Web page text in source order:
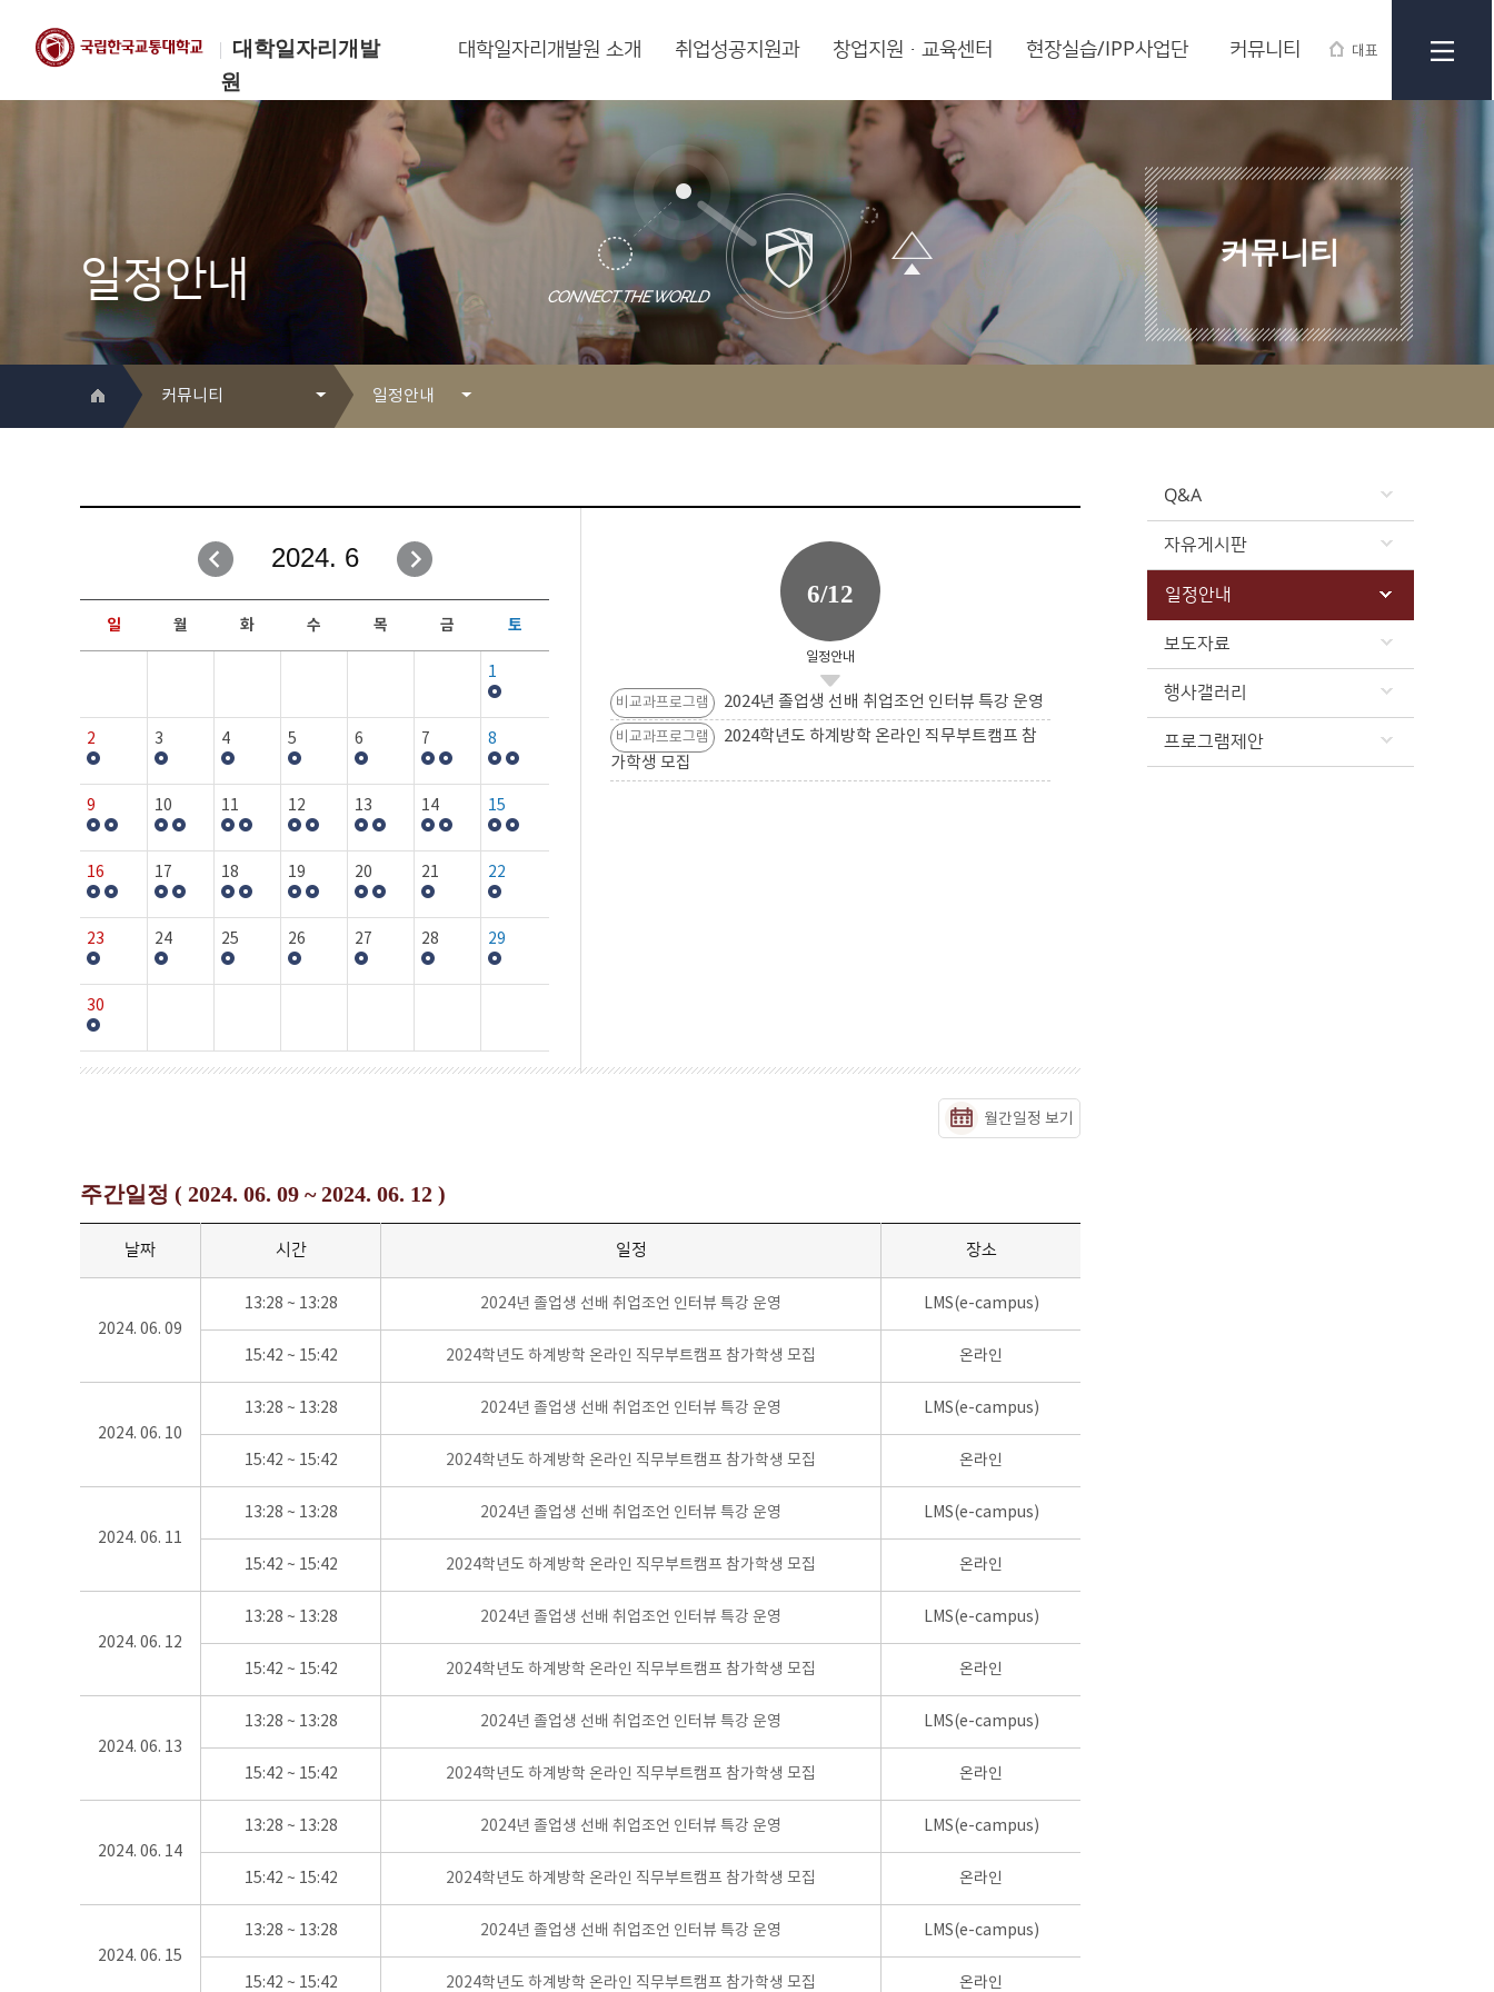
대학일자리개발
원
대표
한국교통대학교
대학일자리개발원
대학일자리개발원 소개 취업성공지원과 창업지원·교육센터 현장실습/IPP사업단 커뮤니티
일정안내
커뮤니티
커뮤니티
취업성공지원과
창업지원·교육센터
현장실습/IPP사업단
커뮤니티
일정안내
자유게시판
일정안내
보도자료
행사갤러리
Q&A
자유게시판
일정안내
보도자료
행사갤러리
프로그램제안
2024. 6
일 월 화 수 목 금 토
1
2 3 4 5 6 7 8
9 10 11 12 13 14 15
16 17 18 19 20 21 22
23 24 25 26 27 28 29
30
6/12
일정안내
비교과프로그램 2024년 졸업생 선배 취업조언 인터뷰 특강 운영
비교과프로그램
2024학년도 하계방학 온라인 직무부트캠프 참
가학생 모집
월간일정 보기
주간일정 ( 2024. 06. 09 ~ 2024. 06. 12 )
날짜 시간 일정 장소
2024. 06. 09
13:28 ~ 13:28 2024년 졸업생 선배 취업조언 인터뷰 특강 운영 LMS(e-campus)
15:42 ~ 15:42 2024학년도 하계방학 온라인 직무부트캠프 참가학생 모집 온라인
2024. 06. 10
13:28 ~ 13:28 2024년 졸업생 선배 취업조언 인터뷰 특강 운영 LMS(e-campus)
15:42 ~ 15:42 2024학년도 하계방학 온라인 직무부트캠프 참가학생 모집 온라인
2024. 06. 11
13:28 ~ 13:28 2024년 졸업생 선배 취업조언 인터뷰 특강 운영 LMS(e-campus)
15:42 ~ 15:42 2024학년도 하계방학 온라인 직무부트캠프 참가학생 모집 온라인
2024. 06. 12
13:28 ~ 13:28 2024년 졸업생 선배 취업조언 인터뷰 특강 운영 LMS(e-campus)
15:42 ~ 15:42 2024학년도 하계방학 온라인 직무부트캠프 참가학생 모집 온라인
2024. 06. 13
13:28 ~ 13:28 2024년 졸업생 선배 취업조언 인터뷰 특강 운영 LMS(e-campus)
15:42 ~ 15:42 2024학년도 하계방학 온라인 직무부트캠프 참가학생 모집 온라인
2024. 06. 14
13:28 ~ 13:28 2024년 졸업생 선배 취업조언 인터뷰 특강 운영 LMS(e-campus)
15:42 ~ 15:42 2024학년도 하계방학 온라인 직무부트캠프 참가학생 모집 온라인
2024. 06. 15
13:28 ~ 13:28 2024년 졸업생 선배 취업조언 인터뷰 특강 운영 LMS(e-campus)
15:42 ~ 15:42 2024학년도 하계방학 온라인 직무부트캠프 참가학생 모집 온라인